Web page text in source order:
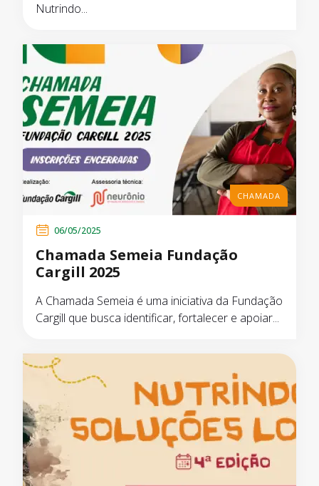
Nutrindo...
CHAMADA
06/05/2025
Chamada Semeia Fundação
Cargill 2025
A Chamada Semeia é uma iniciativa da Fundação
Cargill que busca identificar, fortalecer e apoiar...